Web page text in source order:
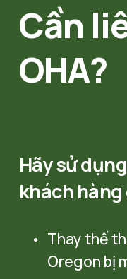
Cần
OHA?
Hãy sử
khách hàng
Thay thế
Oregon bị